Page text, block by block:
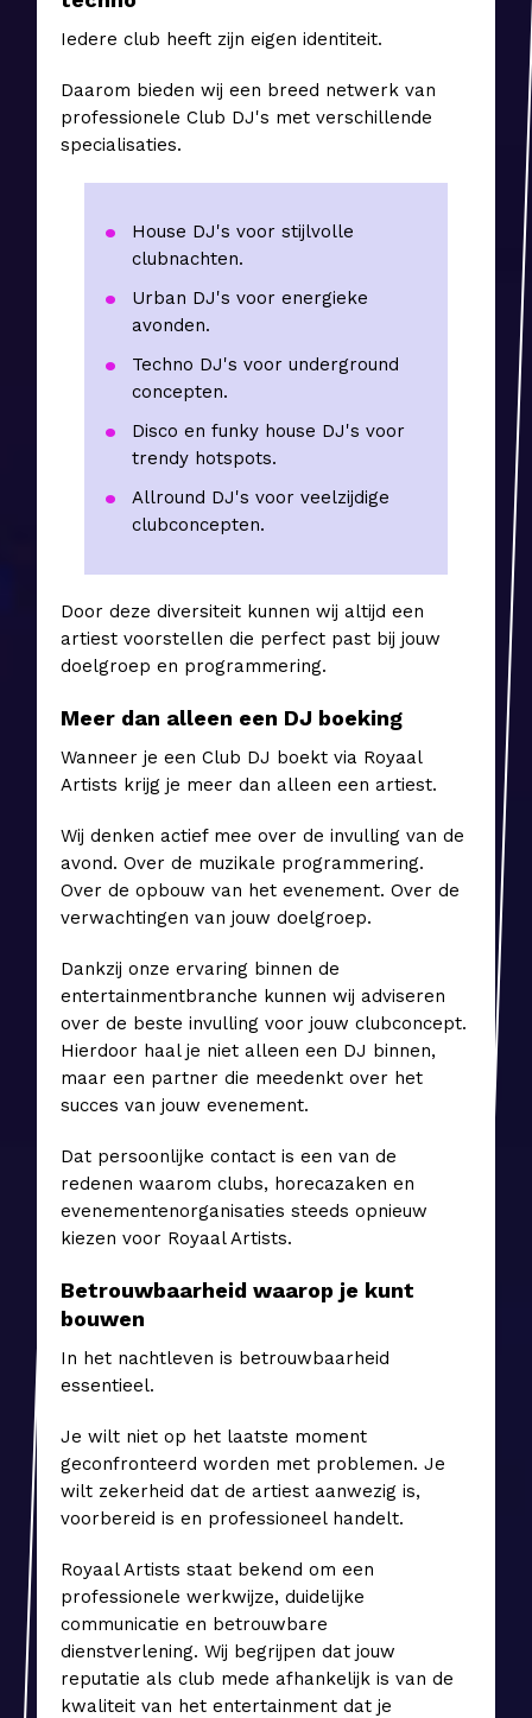
Iedere club heeft zijn eigen identiteit.
Daarom bieden wij een breed netwerk van
professionele Club DJ's met verschillende
specialisaties.
House DJ's voor stijlvolle
clubnachten.
Urban DJ's voor energieke
avonden.
Techno DJ's voor underground
concepten.
Disco en funky house DJ's voor
trendy hotspots.
Allround DJ's voor veelzijdige
clubconcepten.
Door deze diversiteit kunnen wij altijd een
artiest voorstellen die perfect past bij jouw
doelgroep en programmering.
Meer dan alleen een DJ boeking
Wanneer je een Club DJ boekt via Royaal
Artists krijg je meer dan alleen een artiest.
Wij denken actief mee over de invulling van de
avond. Over de muzikale programmering.
Over de opbouw van het evenement. Over de
verwachtingen van jouw doelgroep.
Dankzij onze ervaring binnen de
entertainmentbranche kunnen wij adviseren
over de beste invulling voor jouw clubconcept.
Hierdoor haal je niet alleen een DJ binnen,
maar een partner die meedenkt over het
succes van jouw evenement.
Dat persoonlijke contact is een van de
redenen waarom clubs, horecazaken en
evenementenorganisaties steeds opnieuw
kiezen voor Royaal Artists.
Betrouwbaarheid waarop je kunt
bouwen
In het nachtleven is betrouwbaarheid
essentieel.
Je wilt niet op het laatste moment
geconfronteerd worden met problemen. Je
wilt zekerheid dat de artiest aanwezig is,
voorbereid is en professioneel handelt.
Royaal Artists staat bekend om een
professionele werkwijze, duidelijke
communicatie en betrouwbare
dienstverlening. Wij begrijpen dat jouw
reputatie als club mede afhankelijk is van de
kwaliteit van het entertainment dat je